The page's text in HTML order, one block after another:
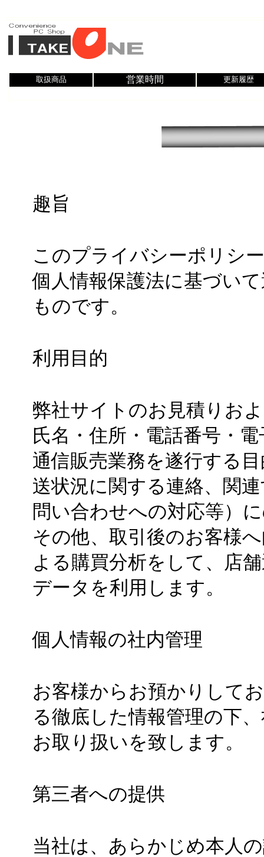
取扱商品 営業時間 更新履歴
趣旨
このプライバシーポリシ
個人情報保護法に基づい
ものです。
利用目的
弊社サイトのお見積りお
氏名・住所・電話番号・
通信販売業務を遂行する
送状況に関する連絡、関
問い合わせへの対応等）
その他、取引後のお客様
よる購買分析をして、店
データを利用します。
個人情報の社内管理
お客様からお預かりして
る徹底した情報管理の下
お取り扱いを致します。
第三者への提供
当社は、あらかじめ本人